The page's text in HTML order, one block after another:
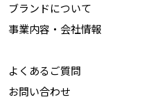
ブランドについて
事業内容・会社情報
よくあるご質問
お問い合わせ